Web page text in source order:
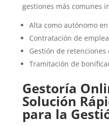
gestiones más comunes
Alta como autónomo
Contratación de
Gestión de retenciones
Tramitación de
Gestoría
Solución
para la